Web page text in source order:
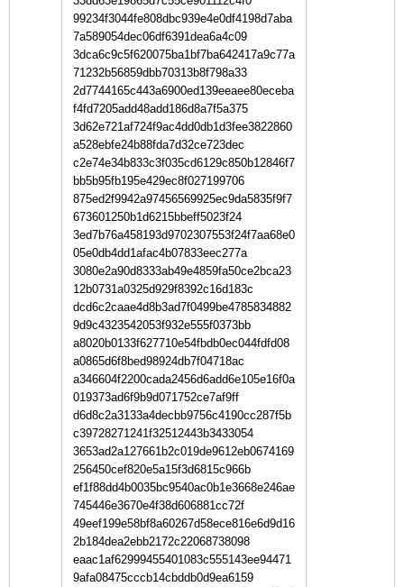
99234f3044fe808dbc939e4e0df4198d7aba
7a589054dec06df6391dea6a4c09
3dca6c9c5f620075ba1bf7ba642417a9c77a
71232b56859dbb70313b8f798a33
2d7744165c443a6900ed139eeaee80eceba
f4fd7205add48add186d8a7f5a375
3d62e721af724f9ac4dd0db1d3fee3822860
a528ebfe24b88fda7d32ce723dec
c2e74e34b833c3f035cd6129c850b12846f7
bb5b95fb195e429ec8f027199706
875ed2f9942a97456569925ec9da5835f9f7
673601250b1d6215bbeff5023f24
3ed7b76a458193d9702307553f24f7aa68e0
05e0db4dd1afac4b07833eec277a
3080e2a90d8333ab49e4859fa50ce2bca23
12b0731a0325d929f8392c16d183c
dcd6c2caae4d8b3ad7f0499be4785834882
9d9c4323542053f932e555f0373bb
a8020b0133f627710e54fbdb0ec044fdfd08
a0865d6f8bed98924db7f04718ac
a346604f2200cada2456d6add6e105e16f0a
019373ad6f9b9d071752ce7af9ff
d6d8c2a3133a4decbb9756c4190cc287f5b
c39728271241f32512443b3433054
3653ad2a127661b2c019de9612eb0674169
256450cef820e5a15f3d6815c966b
ef1f88dd4b0035bc9540ac0b1e3668e246ae
745446e3670e4f38d606881cc72f
49eef199e58bf8a60267d58ece816e6d9d16
2b184dea2ebb2172c22068738098
eaac1af62999455401083c555143ee94471
9afa08475cccb14cbddb0d9ea6159